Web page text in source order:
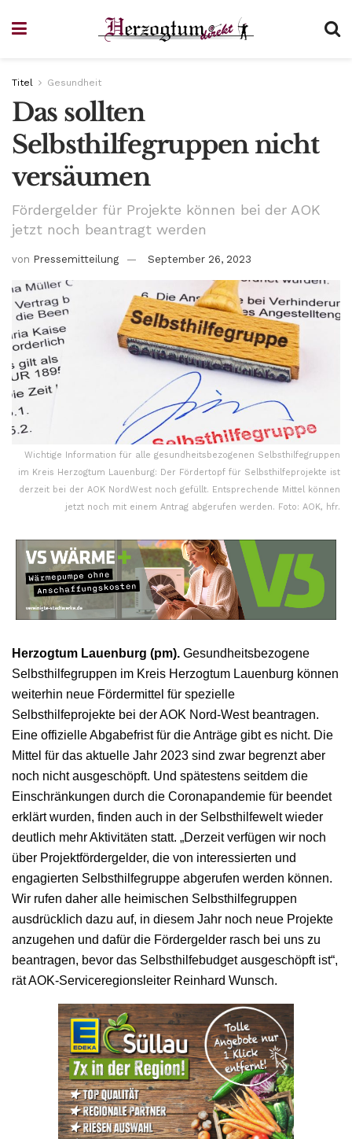
Titel Gesundheit
Das sollten
Selbsthilfegruppen nicht
versäumen
Fördergelder für Projekte können bei der AOK
jetzt noch beantragt werden
von Pressemitteilung September 26, 2023
Wichtige Information für alle gesundheitsbezogenen Selbsthilfegruppen
im Kreis Herzogtum Lauenburg: Der Fördertopf für Selbsthilfeprojekte ist
derzeit bei der AOK NordWest noch gefüllt. Entsprechende Mittel können
jetzt noch mit einem Antrag abgerufen werden. Foto: AOK, hfr.
Herzogtum Lauenburg (pm). Gesundheitsbezogene
Selbsthilfegruppen im Kreis Herzogtum Lauenburg können
weiterhin neue Fördermittel für spezielle
Selbsthilfeprojekte bei der AOK Nord-West beantragen.
Eine offizielle Abgabefrist für die Anträge gibt es nicht. Die
Mittel für das aktuelle Jahr 2023 sind zwar begrenzt aber
noch nicht ausgeschöpft. Und spätestens seitdem die
Einschränkungen durch die Coronapandemie für beendet
erklärt wurden, finden auch in der Selbsthilfewelt wieder
deutlich mehr Aktivitäten statt. „Derzeit verfügen wir noch
über Projektfördergelder, die von interessierten und
engagierten Selbsthilfegruppe abgerufen werden können.
Wir rufen daher alle heimischen Selbsthilfegruppen
ausdrücklich dazu auf, in diesem Jahr noch neue Projekte
anzugehen und dafür die Fördergelder rasch bei uns zu
beantragen, bevor das Selbsthilfebudget ausgeschöpft ist“,
rät AOK-Serviceregionsleiter Reinhard Wunsch.